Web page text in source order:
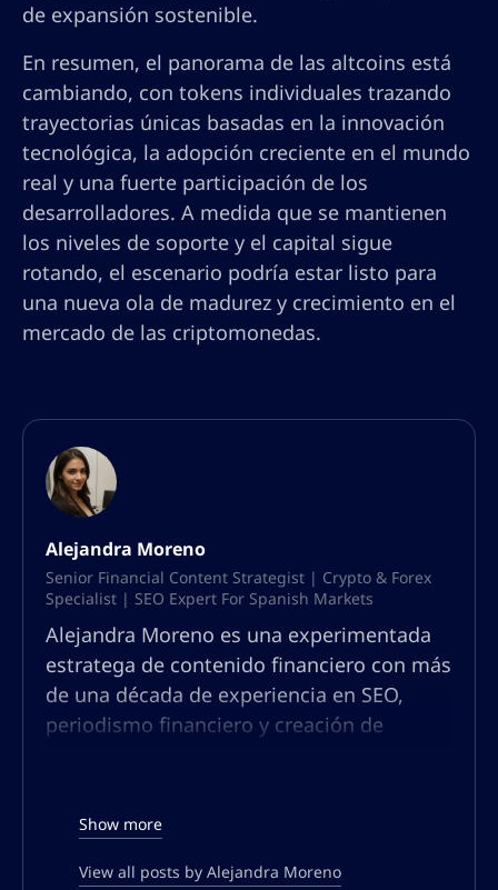
de expansión sostenible.
En resumen, el panorama de las altcoins está
cambiando, con tokens individuales trazando
trayectorias únicas basadas en la innovación
tecnológica, la adopción creciente en el mundo
real y una fuerte participación de los
desarrolladores. A medida que se mantienen
los niveles de soporte y el capital sigue
rotando, el escenario podría estar listo para
una nueva ola de madurez y crecimiento en el
mercado de las criptomonedas.
Alejandra Moreno
Senior Financial Content Strategist | Crypto & Forex
Specialist | SEO Expert For Spanish Markets
Alejandra Moreno es una experimentada
estratega de contenido financiero con más
de una década de experiencia en SEO,
periodismo financiero y creación de
profundo conocimiento del mercado
financiero de habla hispana y un historial
de creación de contenido atractivo que
Show more
View all posts by Alejandra Moreno